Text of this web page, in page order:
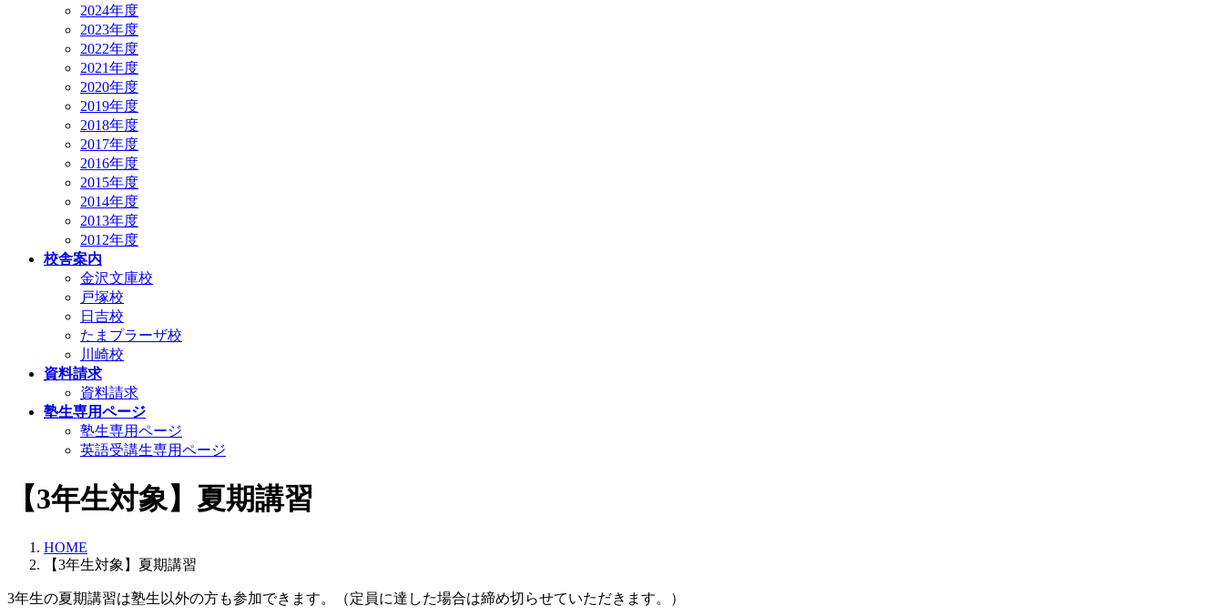
2024年度
2023年度
2022年度
2021年度
2020年度
2019年度
2018年度
2017年度
2016年度
2015年度
2014年度
2013年度
2012年度
校舎案内
金沢文庫校
戸塚校
日吉校
たまプラーザ校
川崎校
資料請求
資料請求
塾生専用ページ
塾生専用ページ
英語受講生専用ページ
【3年生対象】夏期講習
HOME
【3年生対象】夏期講習
3年生の夏期講習は塾生以外の方も参加できます。（定員に達した場合は締め切らせていただきます。）